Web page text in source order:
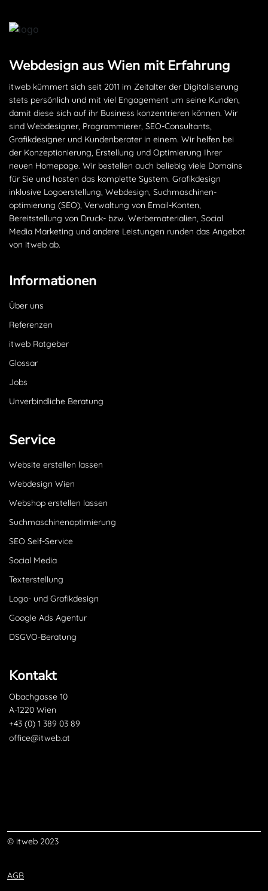
Webdesign aus Wien mit Erfahrung
itweb kümmert sich seit 2011 im Zeitalter der Digitalisierung
stets persönlich und mit viel Engagement um seine Kunden,
damit diese sich auf ihr Business konzentrieren können. Wir
sind Webdesigner, Programmierer, SEO-Consultants,
Grafikdesigner und Kundenberater in einem. Wir helfen bei
der Konzeptionierung, Erstellung und Optimierung Ihrer
neuen Homepage. Wir bestellen auch beliebig viele Domains
für Sie und hosten das komplette System. Grafikdesign
inklusive Logoerstellung, Webdesign, Suchmaschinen­
optimierung (SEO), Verwaltung von Email-Konten,
Bereitstellung von Druck- bzw. Werbematerialien, Social
Media Marketing und andere Leistungen runden das Angebot
von itweb ab.
Informationen
Über uns
Referenzen
itweb Ratgeber
Glossar
Jobs
Unverbindliche Beratung
Service
Website erstellen lassen
Webdesign Wien
Webshop erstellen lassen
Suchmaschinenoptimierung
SEO Self-Service
Social Media
Texterstellung
Logo- und Grafikdesign
Google Ads Agentur
DSGVO-Beratung
Kontakt
Obachgasse 10
A-1220 Wien
+43 (0) 1 389 03 89
office@itweb.at
© itweb 2023
AGB